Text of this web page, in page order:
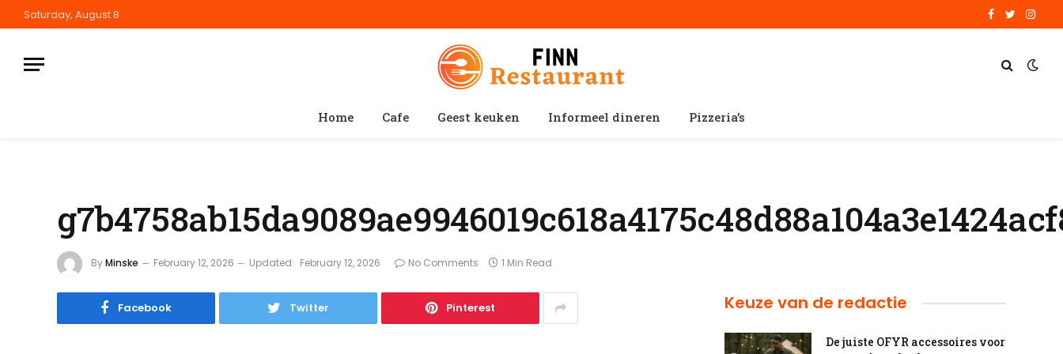
Saturday, August 8 Facebook
Twitter
Home Cafe Geest keuken Informeel dineren Pizzeria’s
ByMinske February 12, 2026 Updated: February 12, 2026 No Comments 1 Min Read
Facebook Twitter Pinterest Keuze van de redactie
De juiste OFYR accessoires voor